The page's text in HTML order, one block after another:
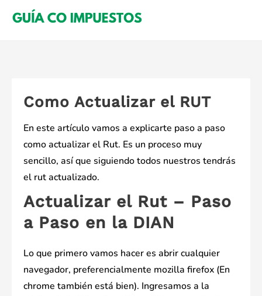
Como Actualizar el RUT
En este artículo vamos a explicarte paso a paso
como actualizar el Rut. Es un proceso muy
sencillo, así que siguiendo todos nuestros tendrás
el rut actualizado.
Actualizar el Rut – Paso
a Paso en la DIAN
Lo que primero vamos hacer es abrir cualquier
navegador, preferencialmente mozilla firefox (En
chrome también está bien). Ingresamos a la